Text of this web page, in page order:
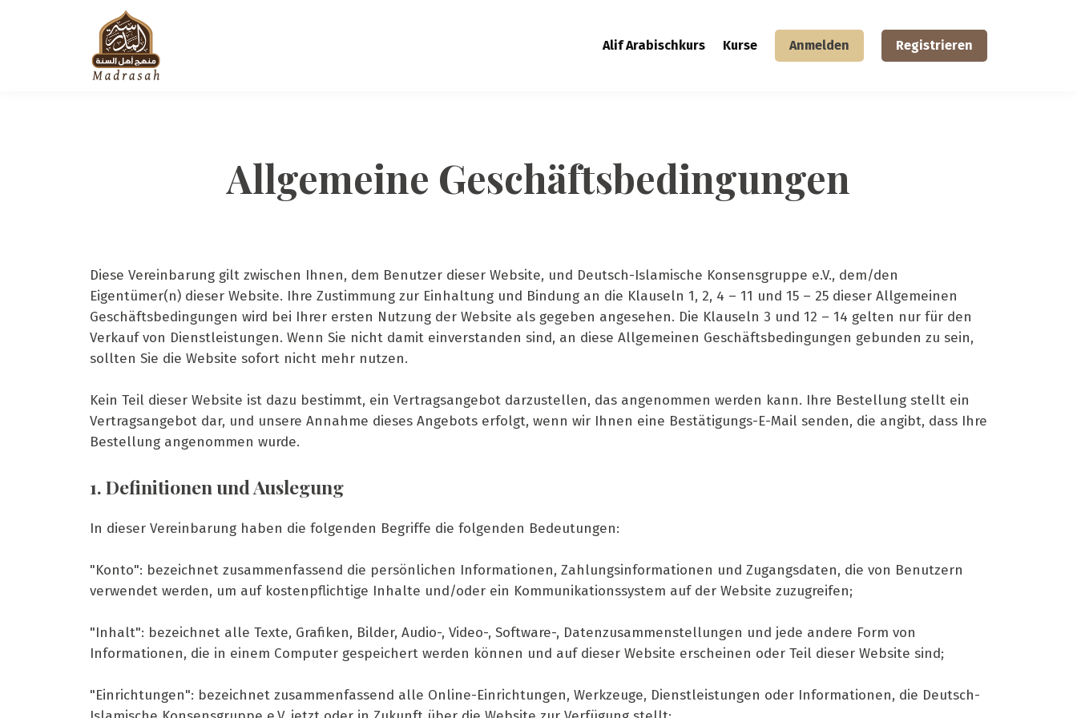
Alif Arabischkurs Kurse Anmelden Registrieren
Allgemeine Geschäftsbedingungen
Diese Vereinbarung gilt zwischen Ihnen, dem Benutzer dieser Website, und Deutsch-Islamische Konsensgruppe e.V., dem/den
Eigentümer(n) dieser Website. Ihre Zustimmung zur Einhaltung und Bindung an die Klauseln 1, 2, 4 – 11 und 15 – 25 dieser Allgemeinen
Geschäftsbedingungen wird bei Ihrer ersten Nutzung der Website als gegeben angesehen. Die Klauseln 3 und 12 – 14 gelten nur für den
Verkauf von Dienstleistungen. Wenn Sie nicht damit einverstanden sind, an diese Allgemeinen Geschäftsbedingungen gebunden zu sein,
sollten Sie die Website sofort nicht mehr nutzen.
Kein Teil dieser Website ist dazu bestimmt, ein Vertragsangebot darzustellen, das angenommen werden kann. Ihre Bestellung stellt ein
Vertragsangebot dar, und unsere Annahme dieses Angebots erfolgt, wenn wir Ihnen eine Bestätigungs-E-Mail senden, die angibt, dass Ihre
Bestellung angenommen wurde.
1. Definitionen und Auslegung
In dieser Vereinbarung haben die folgenden Begriffe die folgenden Bedeutungen:
"Konto": bezeichnet zusammenfassend die persönlichen Informationen, Zahlungsinformationen und Zugangsdaten, die von Benutzern
verwendet werden, um auf kostenpflichtige Inhalte und/oder ein Kommunikationssystem auf der Website zuzugreifen;
"Inhalt": bezeichnet alle Texte, Grafiken, Bilder, Audio-, Video-, Software-, Datenzusammenstellungen und jede andere Form von
Informationen, die in einem Computer gespeichert werden können und auf dieser Website erscheinen oder Teil dieser Website sind;
"Einrichtungen": bezeichnet zusammenfassend alle Online-Einrichtungen, Werkzeuge, Dienstleistungen oder Informationen, die Deutsch-